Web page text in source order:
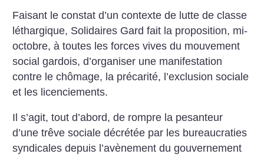
Faisant le constat d’un contexte de lutte de classe
léthargique, Solidaires Gard fait la proposition, mi-
octobre, à toutes les forces vives du mouvement
social gardois, d’organiser une manifestation
contre le chômage, la précarité, l’exclusion sociale
et les licenciements.
Il s’agit, tout d’abord, de rompre la pesanteur
d’une trêve sociale décrétée par les bureaucraties
syndicales depuis l’avènement du gouvernement